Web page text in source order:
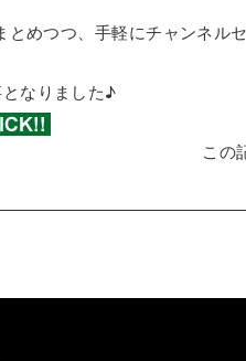
めつつ、手軽にチャンネ
なりました♪
この